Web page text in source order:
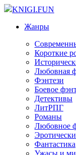
KNIGI.FUN
Жанры
Короткие
Любовная
Фэнтези
Боевое
Детективы
ЛитРПГ
Романы
Любовное
Фантастика
Ужасы и